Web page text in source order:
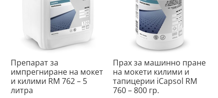
98.89 лв.
Препарат за
импрегниране на мокет
и килими RM 762 – 5
литра
Прах за машинно пране
на мокети килими и
тапицерии iCapsol RM
760 – 800 гр.